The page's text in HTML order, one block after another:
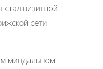
стал визитной
сети
миндальном